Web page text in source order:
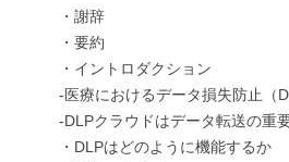
・謝辞
・要約
・イントロダクション
-医療におけるデータ損失防止（
-DLPクラウドはデータ転送の重
・DLPはどのように機能するか